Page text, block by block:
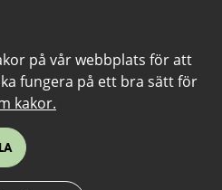
på vår webbplats för att
fungera på ett bra sätt för
kakor.